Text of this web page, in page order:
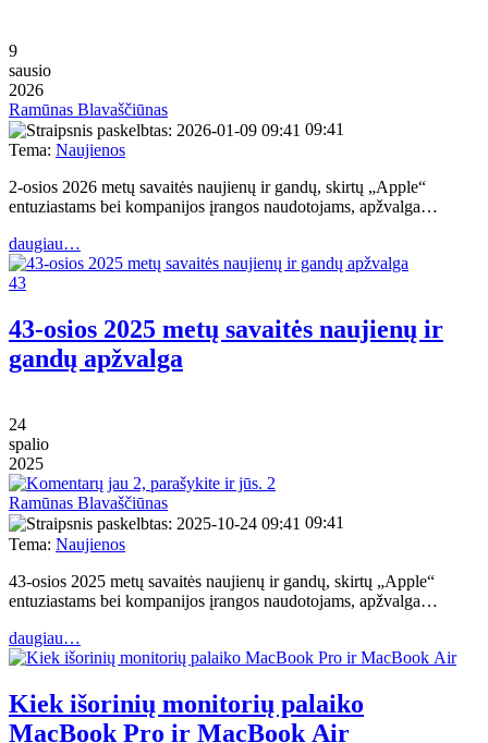
9
sausio
2026
Ramūnas Blavaščiūnas
09:41
Tema: Naujienos
2-osios 2026 metų savaitės naujienų ir gandų, skirtų „Apple“
entuziastams bei kompanijos įrangos naudotojams, apžvalga…
daugiau…
43
43-osios 2025 metų savaitės naujienų ir
gandų apžvalga
24
spalio
2025
2
Ramūnas Blavaščiūnas
09:41
Tema: Naujienos
43-osios 2025 metų savaitės naujienų ir gandų, skirtų „Apple“
entuziastams bei kompanijos įrangos naudotojams, apžvalga…
daugiau…
Kiek išorinių monitorių palaiko
MacBook Pro ir MacBook Air